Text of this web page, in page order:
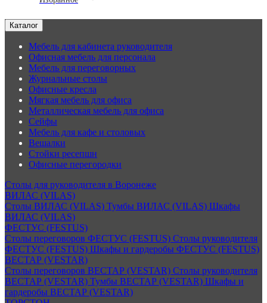
Каталог
Мебель для кабинета руководителя
Офисная мебель для персонала
Мебель для переговорных
Журнальные столы
Офисные кресла
Мягкая мебель для офиса
Металлическая мебель для офиса
Сейфы
Мебель для кафе и столовых
Вешалки
Стойки ресепшн
Офисные перегородки
Столы для руководителя в Воронеже
ВИЛАС (VILAS)
Столы ВИЛАС (VILAS) Тумбы ВИЛАС (VILAS) Шкафы
ВИЛАС (VILAS)
ФЕСТУС (FESTUS)
Столы переговоров ФЕСТУС (FESTUS) Столы руководителя
ФЕСТУС (FESTUS) Шкафы и гардеробы ФЕСТУС (FESTUS)
ВЕСТАР (VESTAR)
Столы переговоров ВЕСТАР (VESTAR) Столы руководителя
ВЕСТАР (VESTAR) Тумбы ВЕСТАР (VESTAR) Шкафы и
гардеробы ВЕСТАР (VESTAR)